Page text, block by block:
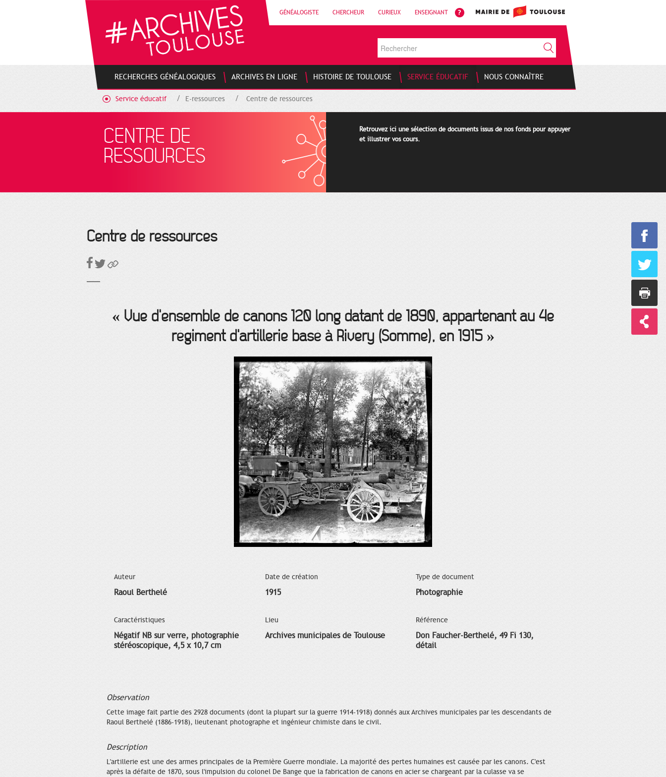
GÉNÉALOGISTE CHERCHEUR CURIEUX ENSEIGNANT
RECHERCHES GÉNÉALOGIQUES ARCHIVES EN LIGNE HISTOIRE DE TOULOUSE SERVICE ÉDUCATIF NOUS CONNAÎTRE
Service éducatif E-ressources Centre de ressources
CENTRE DE
RESSOURCES
Retrouvez ici une sélection de documents issus de nos fonds pour appuyer
et illustrer vos cours.
Centre de ressources
« Vue d'ensemble de canons 120 long datant de 1890, appartenant au 4e
régiment d'artillerie basé à Rivery (Somme), en 1915 »
Auteur
Raoul Berthelé
Date de création
1915
Type de document
Photographie
Caractéristiques
Négatif NB sur verre, photographie
stéréoscopique, 4,5 x 10,7 cm
Lieu
Archives municipales de Toulouse
Référence
Don Faucher-Berthelé, 49 Fi 130,
détail
Observation
Cette image fait partie des 2928 documents (dont la plupart sur la guerre 1914-1918) donnés aux Archives municipales par les descendants de
Raoul Berthelé (1886-1918), lieutenant photographe et ingénieur chimiste dans le civil.
Description
L'artillerie est une des armes principales de la Première Guerre mondiale. La majorité des pertes humaines est causée par les canons. C'est
après la défaite de 1870, sous l'impulsion du colonel De Bange que la fabrication de canons en acier se chargeant par la culasse va se
Gestion de vos préférences sur les cookies